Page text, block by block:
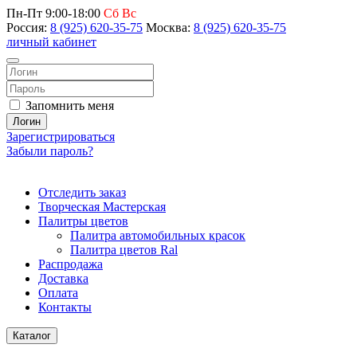
Пн-Пт 9:00-18:00 Сб Вс
Россия: 8 (925) 620-35-75 Москва: 8 (925) 620-35-75
личный кабинет
Запомнить меня
Логин
Зарегистрироваться
Забыли пароль?
Отследить заказ
Творческая Мастерская
Палитры цветов
Палитра автомобильных красок
Палитра цветов Ral
Распродажа
Доставка
Оплата
Контакты
Каталог